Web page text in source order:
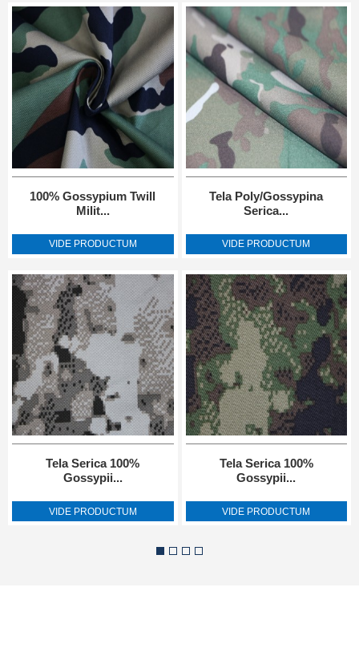
100% Gossypium Twill
Milit...
VIDE PRODUCTUM
Tela Poly/Gossypina
Serica...
VIDE PRODUCTUM
Tela Serica 100%
Gossypii...
VIDE PRODUCTUM
Tela Serica 100%
Gossypii...
VIDE PRODUCTUM